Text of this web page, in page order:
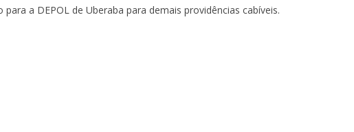
a DEPOL de Uberaba para demais providências cabíveis.